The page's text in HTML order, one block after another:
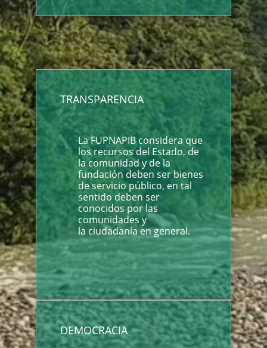
TRANSPARENCIA
La FUPNAPIB considera que
los recursos del Estado, de
la comunidad y de la
fundación deben ser bienes
de servicio público, en tal
sentido deben ser
conocidos por las
comunidades y
la ciudadanía en general.
DEMOCRACIA